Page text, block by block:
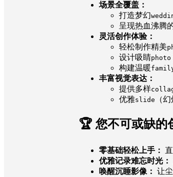
场景全覆盖：
打造梦幻
呈现热血沸腾
灵活创作体验：
轻松制作精美
设计吸睛
构建温暖
丰富视觉表达：
提供多样
优雅slide （
🏆 您不可或缺的
零基础轻松上手：
优雅记录难忘时光：
唤醒沉睡影像： 让